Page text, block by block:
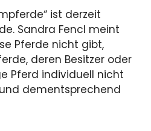
ist derzeit
Sandra Fencl meint
Pferde nicht gibt,
deren Besitzer oder
Pferd individuell nicht
dementsprechend